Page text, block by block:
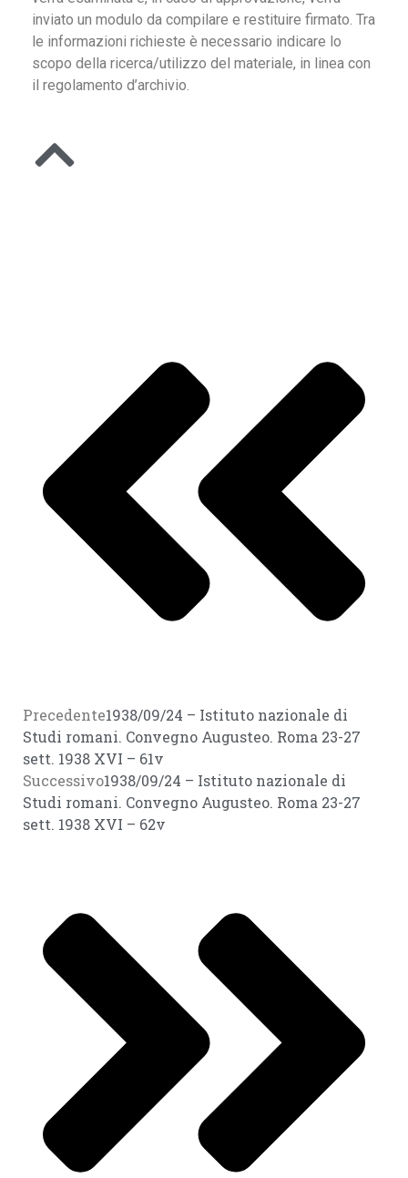
inviato un modulo da compilare e restituire firmato. Tra
le informazioni richieste è necessario indicare lo
scopo della ricerca/utilizzo del materiale, in linea con
il regolamento d’archivio.
Precedente1938/09/24 – Istituto nazionale di
Studi romani. Convegno Augusteo. Roma 23-27
sett. 1938 XVI – 61v
Successivo1938/09/24 – Istituto nazionale di
Studi romani. Convegno Augusteo. Roma 23-27
sett. 1938 XVI – 62v